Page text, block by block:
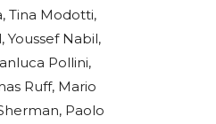
Tina Modotti,
Nabil,
Pollini,
Ruff, Mario
Paolo